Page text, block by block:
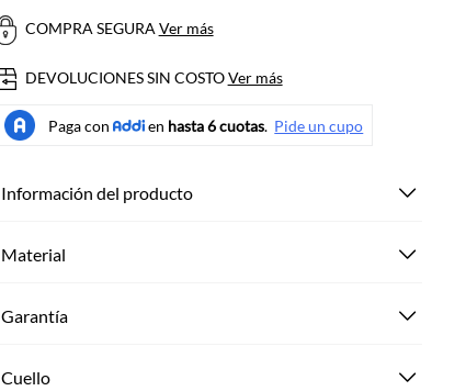
COMPRA SEGURA Ver más
DEVOLUCIONES SIN COSTOVer más
Información del producto
Material
Garantía
Cuello